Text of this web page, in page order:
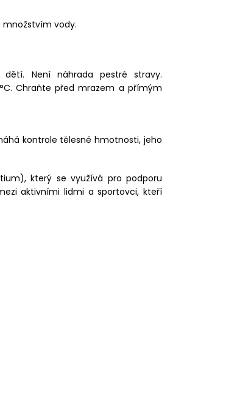
množstvím vody.
Není náhrada pestré stravy.
Chraňte před mrazem a přímým
kontrole tělesné hmotnosti, jeho
který se využívá pro podporu
aktivními lidmi a sportovci, kteří